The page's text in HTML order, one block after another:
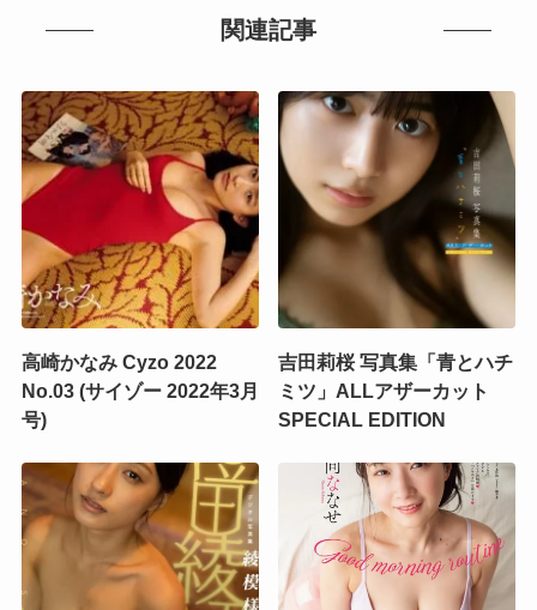
関連記事
高崎かなみ Cyzo 2022
No.03 (サイゾー 2022年3月
号)
吉田莉桜 写真集「青とハチ
ミツ」ALLアザーカット
SPECIAL EDITION